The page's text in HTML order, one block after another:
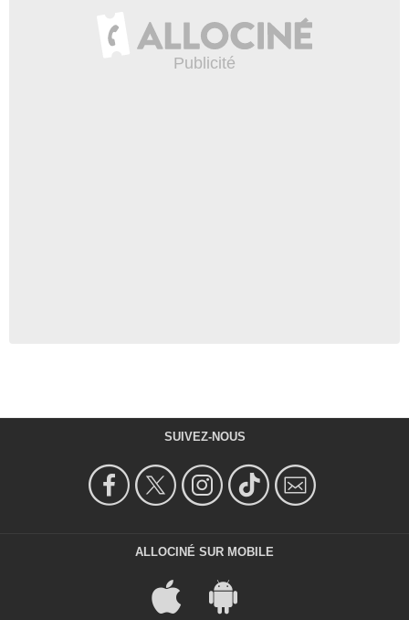
SUIVEZ-NOUS
ALLOCINÉ SUR MOBILE